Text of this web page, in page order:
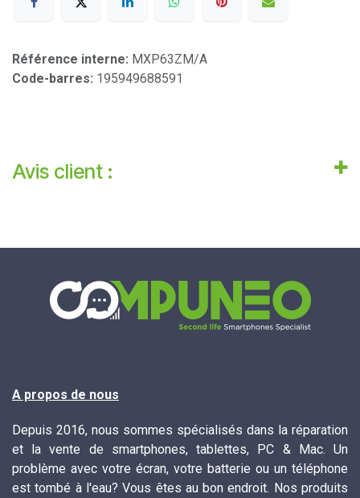
Référence interne: MXP63ZM/A
Code-barres: 195949688591
Avis client :
A propos de nous
Depuis 2016, nous sommes spécialisés dans la réparation
et la vente de smartphones, tablettes, PC & Mac. Un
problème avec votre écran, votre batterie ou un téléphone
est tombé à l'eau? Vous êtes au bon endroit. Nos produits